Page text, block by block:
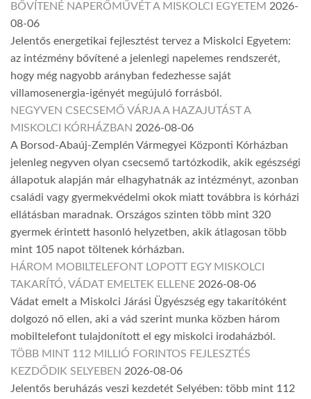
BŐVÍTENÉ NAPERŐMŰVÉT A MISKOLCI EGYETEM 2026-
08-06
Jelentős energetikai fejlesztést tervez a Miskolci Egyetem:
az intézmény bővítené a jelenlegi napelemes rendszerét,
hogy még nagyobb arányban fedezhesse saját
villamosenergia-igényét megújuló forrásból.
NEGYVEN CSECSEMŐ VÁRJA A HAZAJUTÁST A
MISKOLCI KÓRHÁZBAN 2026-08-06
A Borsod-Abaúj-Zemplén Vármegyei Központi Kórházban
jelenleg negyven olyan csecsemő tartózkodik, akik egészségi
állapotuk alapján már elhagyhatnák az intézményt, azonban
családi vagy gyermekvédelmi okok miatt továbbra is kórházi
ellátásban maradnak. Országos szinten több mint 320
gyermek érintett hasonló helyzetben, akik átlagosan több
mint 105 napot töltenek kórházban.
HÁROM MOBILTELEFONT LOPOTT EGY MISKOLCI
TAKARÍTÓ, VÁDAT EMELTEK ELLENE 2026-08-06
Vádat emelt a Miskolci Járási Ügyészség egy takarítóként
dolgozó nő ellen, aki a vád szerint munka közben három
mobiltelefont tulajdonított el egy miskolci irodaházból.
TÖBB MINT 112 MILLIÓ FORINTOS FEJLESZTÉS
KEZDŐDIK SELYEBEN 2026-08-06
Jelentős beruházás veszi kezdetét Selyében: több mint 112